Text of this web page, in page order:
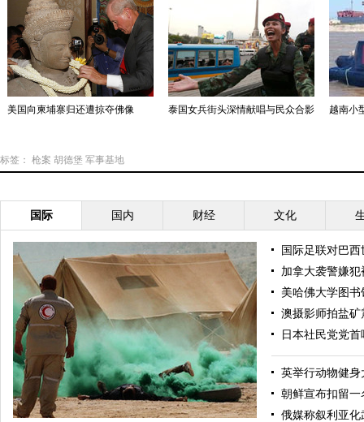
美国向柬埔寨归还遭掠夺佛像 泰国女兵街头深情献唱与民众合影 越南小
标签： 枪案 胡德堡 军事基地
国际 国内 财经 文化
国际足联对巴
加拿大袭警嫌
美哈佛大学图
澳摄影师拍盐
日本社民党党
英举行动物健
朝鲜宣布扣留
俄媒称叙利亚